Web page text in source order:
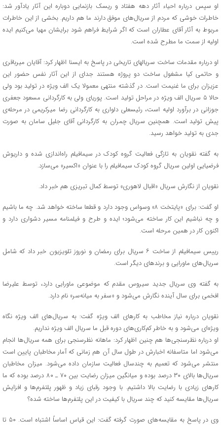
او سپس درباره احیاء آثار دهه هفتاد و ریسک بازنمایی دوباره این آثار یادآور شد:
خاطرات خوشی که مردم از سریال‌های موفق دارند ما هم داریم. بخشی از این خاطرات
مربوط به آثار آقای عطاران است که اگر شرایط فراهم شود برایشان مهیا می‌کنیم‌ ایده
اولیه از سمت ما مطرح شده است.
او درباره مقدمات ساخت سریالهای تاریخی در پاسخ به ایسنا اظهار کرد: آقایان میرباقری
و حاتمی کیا مشغول ساخت دو پروژه هستند جدای از این آثار نفس حضور این
عزیزان برای ما غنیمت است. در گذشته منتهی معمولا یک الف ویژه در تولید بود ولی
حالا ۵ سریال الف ویژه در مراحل تولید است. پوریای ولی به کارگردانی مسعود جعفری
جوزانی در برآورد اولیه است، رئیسعلی دلواری به کارگردانی رضا میرکریمی در مرحله‌ی
پیش تولید است. همچنین سریال چمران به کارگردانی آقای جلیل سامان به صورت
جدی به تولید خواهد رسید.
به گفته نقویان به تازگی فعالیت گروه کودک در سیمافیلم راه‌اندازی شده و داریوش
فرضیایی اولین سریال گروه کودک سیمافیلم را با عنوان «اکسیر» می‌سازد.
نقویان از نگارش سریال «اقبال لاهوری» توسط کمال تبریزی هم خبر داد.
او گفت: برای «پایتخت ۸» وسواس وجود دارد و قطعا ساخته خواهد شد. چه ما باشیم
و چه نباشیم این کار ساخته می‌شود؛ ایده و طرح و فیلمنامه مسیر دشواری دارد و
اکنون کار در همین مرحله است.
رییس سیمافیلم از ساخت ۶ سریال برای رمضان و نوروز تلویزیون خبر داد که شامل
سریال‌های ماورایی و برندهای دیگر است.
به گفته وی سریال جدید سیروس مقدم که موضوعی ماورایی دارد، توسط علیرضا
افخمی برای سال آینده نگارش می‌شود و «سفر به میانه‌سر» نام دارد.
نقویان درباره نیاز مخاطب به کارهای الف ویژه گفت: به سریال‌های الف ویژه نگاه
ویژه‌ای می‌شود و به خاطر کم‌کاری‌های دوره قبل ما سریال الف ویژه نداریم.
او درباره نظرسنجی‌ها هم چنین اظهار کرد: ماهانه نظرسنجی برای همه سریال‌ها انجام
می‌شود اما متاسفانه اخبارش در طول سال آن هم زمانی که آمار مخاطبان پایین است
منتشر می‌شود که تعمیم به چندسال فعالیت سازمان داده می‌شود. میزان مخاطبان
سریال‌ها بالای ۳۰ درصد بوده و میانگین میزان رضایت بین ۷۰ ـ ۸۰ درصد بوده که ما
کارهای زیادی با رضایت بالا داشتیم. با وجود رقبای زیاد و ظهور پلتفرم‌ها و افزایش
سریال‌ها مقایسه کنید که چند سریال با کیفیت در این پلتفرم‌ها ساخته شده؟
وی در پاسخ به مقایسه‌های صورت گرفته گفت: این قیاس اساساً اشتباه است. ۵۰ تا